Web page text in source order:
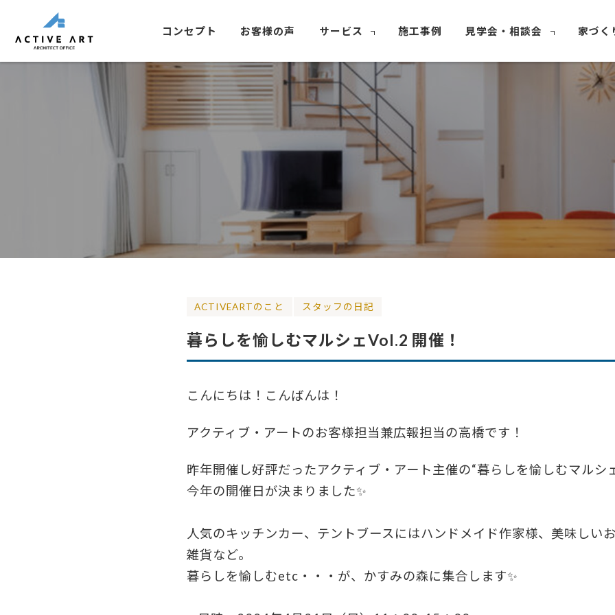
コンセプト お客様の声 サービス 施工事例 見学会・相談会 家づく
ACTIVEARTのこと スタッフの日記
暮らしを愉しむマルシェVol.2 開催！
こんにちは！こんばんは！
アクティブ・アートのお客様担当兼広報担当の高橋です！
昨年開催し好評だったアクティブ・アート主催の“暮らしを愉しむマルシ
今年の開催日が決まりました✨
人気のキッチンカー、テントブースにはハンドメイド作家様、美味しい
雑貨など。
暮らしを愉しむetc・・・が、かすみの森に集合します✨